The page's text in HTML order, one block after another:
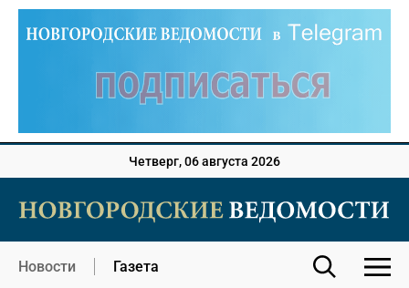
Четверг, 06 августа 2026
Новости Газета